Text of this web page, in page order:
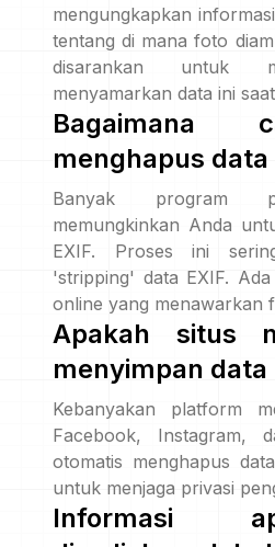
mengungkapkan
tentang di mana foto
disarankan untuk
menyamarkan data ini
Bagaimana
menghapus data
Banyak program
memungkinkan Anda
EXIF. Proses ini
'stripping' data EXIF.
online yang menawarkan
Apakah situs
menyimpan data
Kebanyakan platform
Facebook, Instagram,
otomatis menghapus
untuk menjaga privasi
Informasi